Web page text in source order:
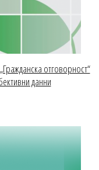
отговорност“
данни